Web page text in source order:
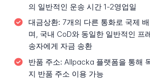
의 일반적인 운송 시간 1-2영업일
대금상환: 7개의 다른 통화로 국제
며, 국내 CoD와 동일한 일반적인 프
송자에게 자금 송환
반품 주소: Allpacka 플랫폼을 통해
지 반품 주소 이용 가능